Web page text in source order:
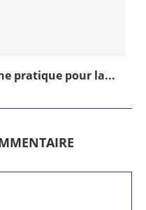
pratique pour la...